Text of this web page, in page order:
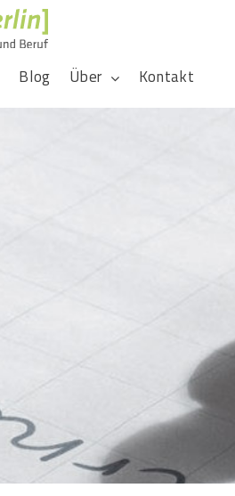
Blog Über Kontakt